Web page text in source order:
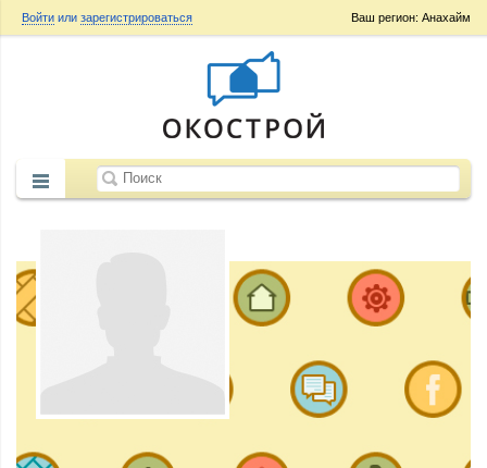
Ваш регион: Анахайм
Войти или зарегистрироваться